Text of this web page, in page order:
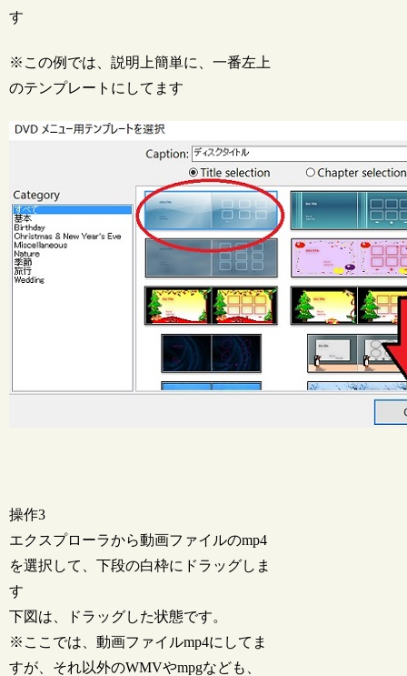
す
※この例では、説明上簡単に、一番左上
のテンプレートにしてます
操作3
エクスプローラから動画ファイルのmp4
を選択して、下段の白枠にドラッグしま
す
下図は、ドラッグした状態です。
※ここでは、動画ファイルmp4にしてま
すが、それ以外のWMVやmpgなども、